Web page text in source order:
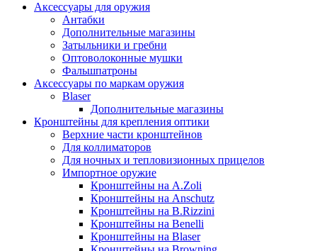
Аксессуары для оружия
Антабки
Дополнительные магазины
Затыльники и гребни
Оптоволоконные мушки
Фальшпатроны
Аксессуары по маркам оружия
Blaser
Дополнительные магазины
Кронштейны для крепления оптики
Верхние части кронштейнов
Для коллиматоров
Для ночных и тепловизионных прицелов
Импортное оружие
Кронштейны на A.Zoli
Кронштейны на Anschutz
Кронштейны на B.Rizzini
Кронштейны на Benelli
Кронштейны на Blaser